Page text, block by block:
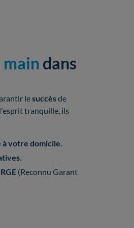
main dans
lesuccèsde
tranquille, ils
à votre domicile.
.
RGE (Reconnu Garant